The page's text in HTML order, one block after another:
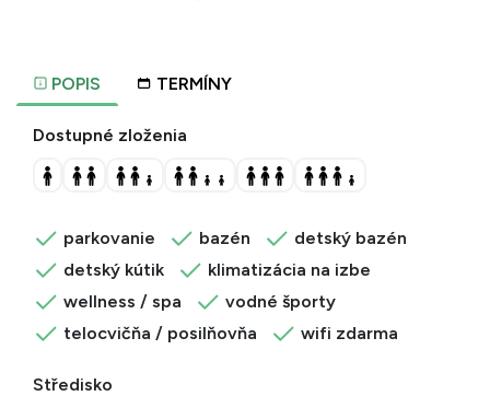
POPIS TERMÍNY
Dostupné zloženia
parkovanie bazén
detský bazén
detský kútik
klimatizácia na izbe
wellness / spa
vodné športy
telocvičňa / posilňovňa
wifi zdarma
Středisko